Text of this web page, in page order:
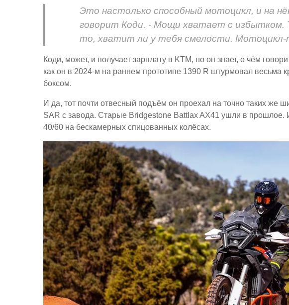
Это настолько способный мотоцикл, и на
говорит Коди. - Мощи хватает с избытком.
то, хватит ли у тебя смелости. Мотоцикл-
Коди, может, и получает зарплату в KTM, но он знает, о чём
как он в 2024-м на раннем прототипе 1390 R штурмовал весьма
боксом.
И да, тот почти отвесный подъём он проехал на точно таких же
SAR с завода. Старые Bridgestone Battlax AX41 ушли в
40/60 на бескамерных спицованных колёсах.